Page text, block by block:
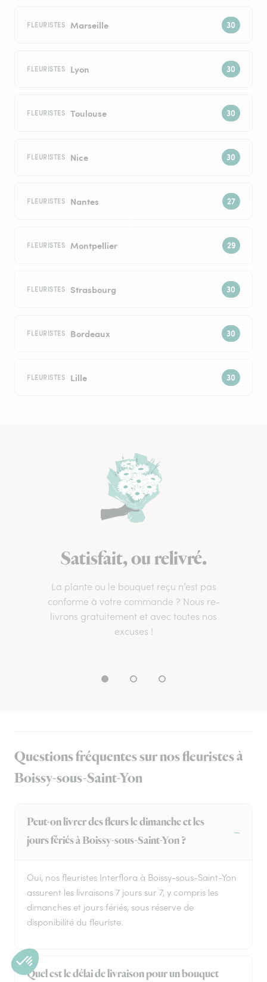
FLEURISTES Marseille
FLEURISTES Lyon
FLEURISTES Toulouse
FLEURISTES Nice
FLEURISTES Nantes
FLEURISTES Montpellier
FLEURISTES Strasbourg
FLEURISTES Bordeaux
FLEURISTES Lille
Satisfait, ou relivré.
La plante ou le bouquet reçu n’est pas
conforme à votre commande ? Nous re-
livrons gratuitement et avec toutes nos
excuses !
Questions fréquentes sur nos fleuristes à
Boissy-sous-Saint-Yon
Peut-on livrer des fleurs le dimanche et les
jours fériés à Boissy-sous-Saint-Yon ?
Oui, nos fleuristes Interflora à Boissy-sous-Saint-Yon
assurent les livraisons 7 jours sur 7, y compris les
dimanches et jours fériés, sous réserve de
disponibilité du fleuriste.
Quel est le délai de livraison pour un bouquet